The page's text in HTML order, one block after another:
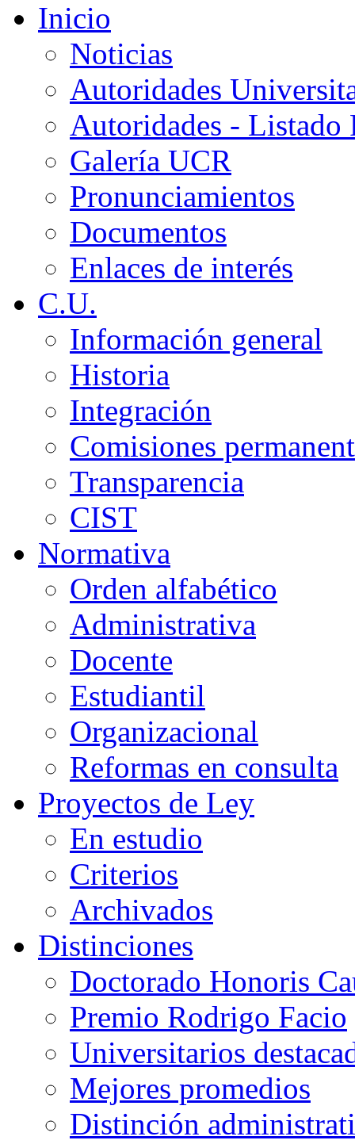
Inicio
Noticias
Autoridades
Autoridades - Listado
Galería UCR
Pronunciamientos
Documentos
Enlaces de interés
C.U.
Información general
Historia
Integración
Comisiones
Transparencia
CIST
Normativa
Orden alfabético
Administrativa
Docente
Estudiantil
Organizacional
Reformas en consulta
Proyectos de Ley
En estudio
Criterios
Archivados
Distinciones
Doctorado Honoris
Premio Rodrigo Facio
Universitarios
Mejores promedios
Distinción